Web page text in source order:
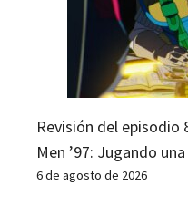
Revisión del episodio
Men ’97: Jugando
6 de agosto de 2026